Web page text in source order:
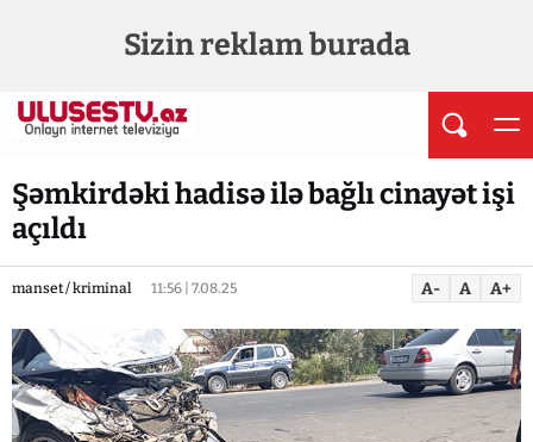
Sizin reklam burada
Şəmkirdəki hadisə ilə bağlı cinayət işi
açıldı
manset / kriminal 11:56 | 7.08.25 A- A A+